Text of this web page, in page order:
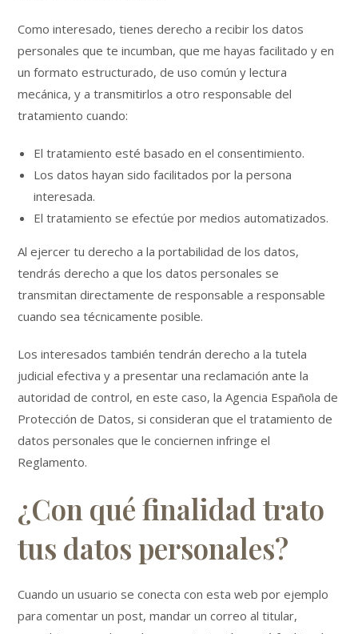
Como interesado, tienes derecho a recibir los datos
personales que te incumban, que me hayas facilitado y en
un formato estructurado, de uso común y lectura
mecánica, y a transmitirlos a otro responsable del
tratamiento cuando:
El tratamiento esté basado en el consentimiento.
Los datos hayan sido facilitados por la persona
interesada.
El tratamiento se efectúe por medios automatizados.
Al ejercer tu derecho a la portabilidad de los datos,
tendrás derecho a que los datos personales se
transmitan directamente de responsable a responsable
cuando sea técnicamente posible.
Los interesados también tendrán derecho a la tutela
judicial efectiva y a presentar una reclamación ante la
autoridad de control, en este caso, la Agencia Española de
Protección de Datos, si consideran que el tratamiento de
datos personales que le conciernen infringe el
Reglamento.
¿Con qué finalidad trato
tus datos personales?
Cuando un usuario se conecta con esta web por ejemplo
para comentar un post, mandar un correo al titular,